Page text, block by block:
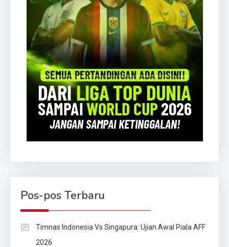
Pos-pos Terbaru
Timnas Indonesia Vs Singapura: Ujian Awal Piala AFF
2026